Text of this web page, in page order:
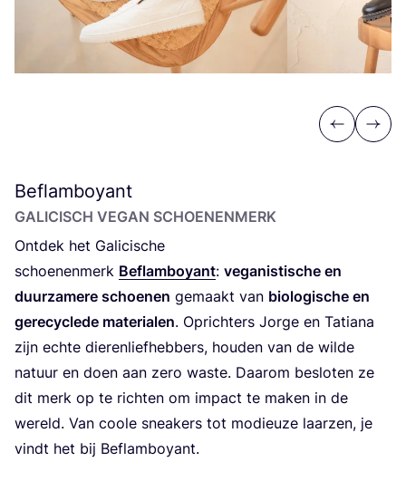
Previous
Next
Beflamboyant
GALI­CISCH VEGAN SCHOENENMERK
Ont­dek het Gali­ci­sche
schoe­nen­merk Beflam­boy­ant: vega­nis­ti­sche en
duur­za­me­re schoe­nen gemaakt van bio­lo­gi­sche en
gere­cy­cle­de mate­ri­a­len. Oprich­ters Jor­ge en Tati­a­na
zijn ech­te die­ren­lief­heb­bers, hou­den van de wil­de
natuur en doen aan zero was­te. Daar­om beslo­ten ze
dit merk op te rich­ten om impact te maken in de
wereld. Van coo­le snea­kers tot modi­eu­ze laar­zen, je
vindt het bij Beflamboyant.